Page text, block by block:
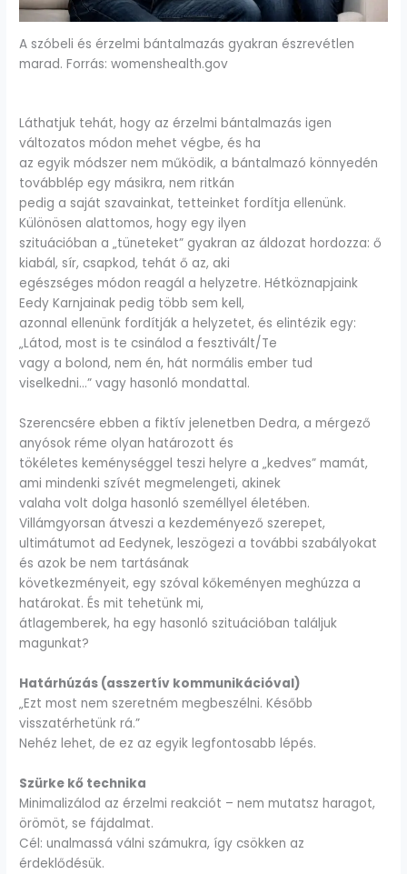
A szóbeli és érzelmi bántalmazás gyakran észrevétlen
marad. Forrás: womenshealth.gov
Láthatjuk tehát, hogy az érzelmi bántalmazás igen
változatos módon mehet végbe, és ha
az egyik módszer nem működik, a bántalmazó könnyedén
továbblép egy másikra, nem ritkán
pedig a saját szavainkat, tetteinket fordítja ellenünk.
Különösen alattomos, hogy egy ilyen
szituációban a „tüneteket” gyakran az áldozat hordozza: ő
kiabál, sír, csapkod, tehát ő az, aki
egészséges módon reagál a helyzetre. Hétköznapjaink
Eedy Karnjainak pedig több sem kell,
azonnal ellenünk fordítják a helyzetet, és elintézik egy:
„Látod, most is te csinálod a fesztivált/Te
vagy a bolond, nem én, hát normális ember tud
viselkedni…” vagy hasonló mondattal.
Szerencsére ebben a fiktív jelenetben Dedra, a mérgező
anyósok réme olyan határozott és
tökéletes keménységgel teszi helyre a „kedves” mamát,
ami mindenki szívét megmelengeti, akinek
valaha volt dolga hasonló személlyel életében.
Villámgyorsan átveszi a kezdeményező szerepet,
ultimátumot ad Eedynek, leszögezi a további szabályokat
és azok be nem tartásának
következményeit, egy szóval kőkeményen meghúzza a
határokat. És mit tehetünk mi,
átlagemberek, ha egy hasonló szituációban találjuk
magunkat?
Határhúzás (asszertív kommunikációval)
„Ezt most nem szeretném megbeszélni. Később
visszatérhetünk rá.”
Nehéz lehet, de ez az egyik legfontosabb lépés.
Szürke kő technika
Minimalizálod az érzelmi reakciót – nem mutatsz haragot,
örömöt, se fájdalmat.
Cél: unalmassá válni számukra, így csökken az
érdeklődésük.